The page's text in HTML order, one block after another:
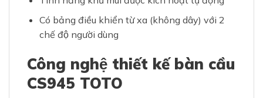
Có bảng điều khiển từ xa (không dây) với 2
chế độ người dùng
Công nghệ thiết kế bàn cầu
CS945 TOTO